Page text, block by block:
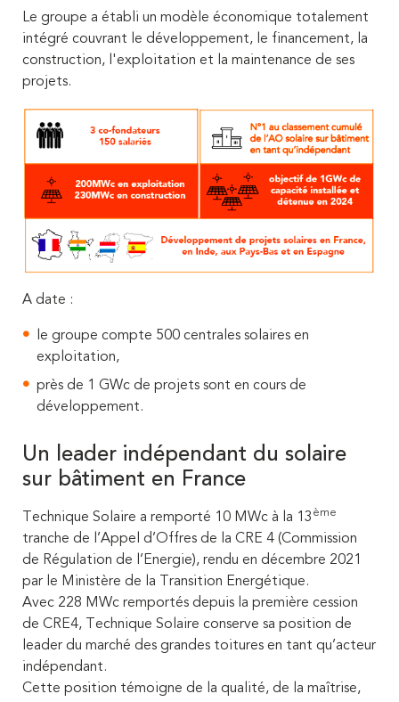
Le groupe a établi un modèle économique totalement
intégré couvrant le développement, le financement, la
construction, l'exploitation et la maintenance de ses
projets.
A date :
le groupe compte 500 centrales solaires en
exploitation,
près de 1 GWc de projets sont en cours de
développement.
Un leader indépendant du solaire
sur bâtiment en France
Technique Solaire a remporté 10 MWc à la 13 ème
tranche de l’Appel d’Offres de la CRE 4 (Commission
de Régulation de l’Energie), rendu en décembre 2021
par le Ministère de la Transition Energétique.
Avec 228 MWc remportés depuis la première cession
de CRE4, Technique Solaire conserve sa position de
leader du marché des grandes toitures en tant qu’acteur
indépendant.
Cette position témoigne de la qualité, de la maîtrise,